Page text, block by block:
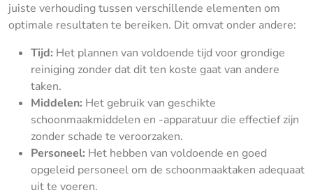
juiste verhouding tussen verschillende elementen om
optimale resultaten te bereiken. Dit omvat onder andere:
Tijd: Het plannen van voldoende tijd voor grondige
reiniging zonder dat dit ten koste gaat van andere
taken.
Middelen: Het gebruik van geschikte
schoonmaakmiddelen en -apparatuur die effectief zijn
zonder schade te veroorzaken.
Personeel: Het hebben van voldoende en goed
opgeleid personeel om de schoonmaaktaken adequaat
uit te voeren.